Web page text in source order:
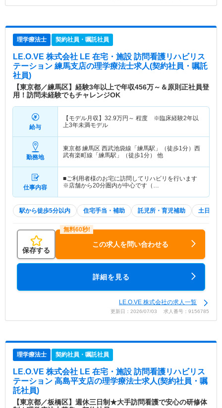
理学療法士 契約社員・嘱託社員
LE.O.VE 株式会社 LE 在宅・施設 訪問看護リハビリス
テーション 練馬支店の理学療法士求人(契約社員・嘱託
社員)
【東京都／練馬区】経験3年以上で年収456万～＆原則正社員登
用！訪問未経験でもチャレンジOK
給与
【モデル月収】 32.9万円～ 程度 ※臨床経験2年以
上3年未満モデル
勤務地
東京都 練馬区 西武池袋線「練馬駅」（徒歩1分）西
武有楽町線「練馬駅」（徒歩1分） 他
仕事内容
■ご利用者様のお宅に訪問してリハビリを行います
※店舗から20分圏内が中心です（…
駅から徒歩5分以内 住宅手当・補助 託児所・育児補助 土日祝休
保存する
この求人を問い合わせる
詳細を見る
LE.O.VE 株式会社の求人一覧
更新日：2026/07/03 求人番号：9156785
理学療法士 契約社員・嘱託社員
LE.O.VE 株式会社 LE 在宅・施設 訪問看護リハビリス
テーション 高島平支店の理学療法士求人(契約社員・嘱
託社員)
【東京都／板橋区】週休三日制★大手訪問看護で安心の研修体